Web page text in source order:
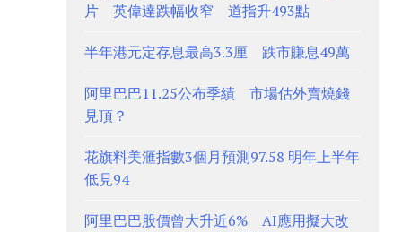
片 英偉達跌幅收窄 道指升493點
半年港元定存息最高3.3厘 跌市賺息49萬
阿里巴巴11.25公布季績 市場估外賣燒錢
見頂？
花旗料美滙指數3個月預測97.58 明年上半年
低見94
阿里巴巴股價曾大升近6% AI應用擬大改